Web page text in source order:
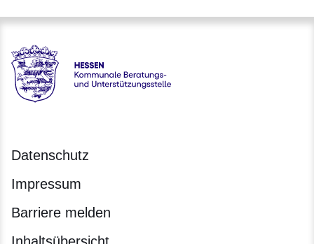
Hessen - Kommunale Beratungs- und Unterstützungstelle –
Datenschutz
Impressum
Barriere melden